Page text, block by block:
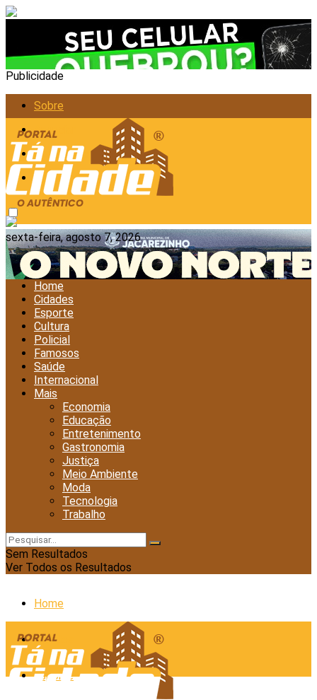
Publicidade
Sobre
Anunciar
Política de Privacidade
Contato
sexta-feira, agosto 7, 2026
Home
Cidades
Esporte
Cultura
Policial
Famosos
Saúde
Internacional
Mais
Economia
Educação
Entretenimento
Gastronomia
Justiça
Meio Ambiente
Moda
Tecnologia
Trabalho
Sem Resultados
Ver Todos os Resultados
Home
Cidades
Esporte